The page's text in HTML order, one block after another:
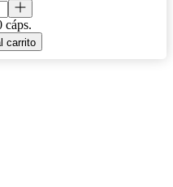
cáps.
carrito